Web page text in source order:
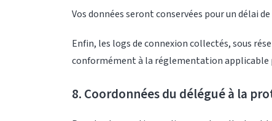
Vos données seront conservées pour un délai
Enfin, les logs de connexion collectés, sous
conformément à la réglementation applicable
8. Coordonnées du délégué à la